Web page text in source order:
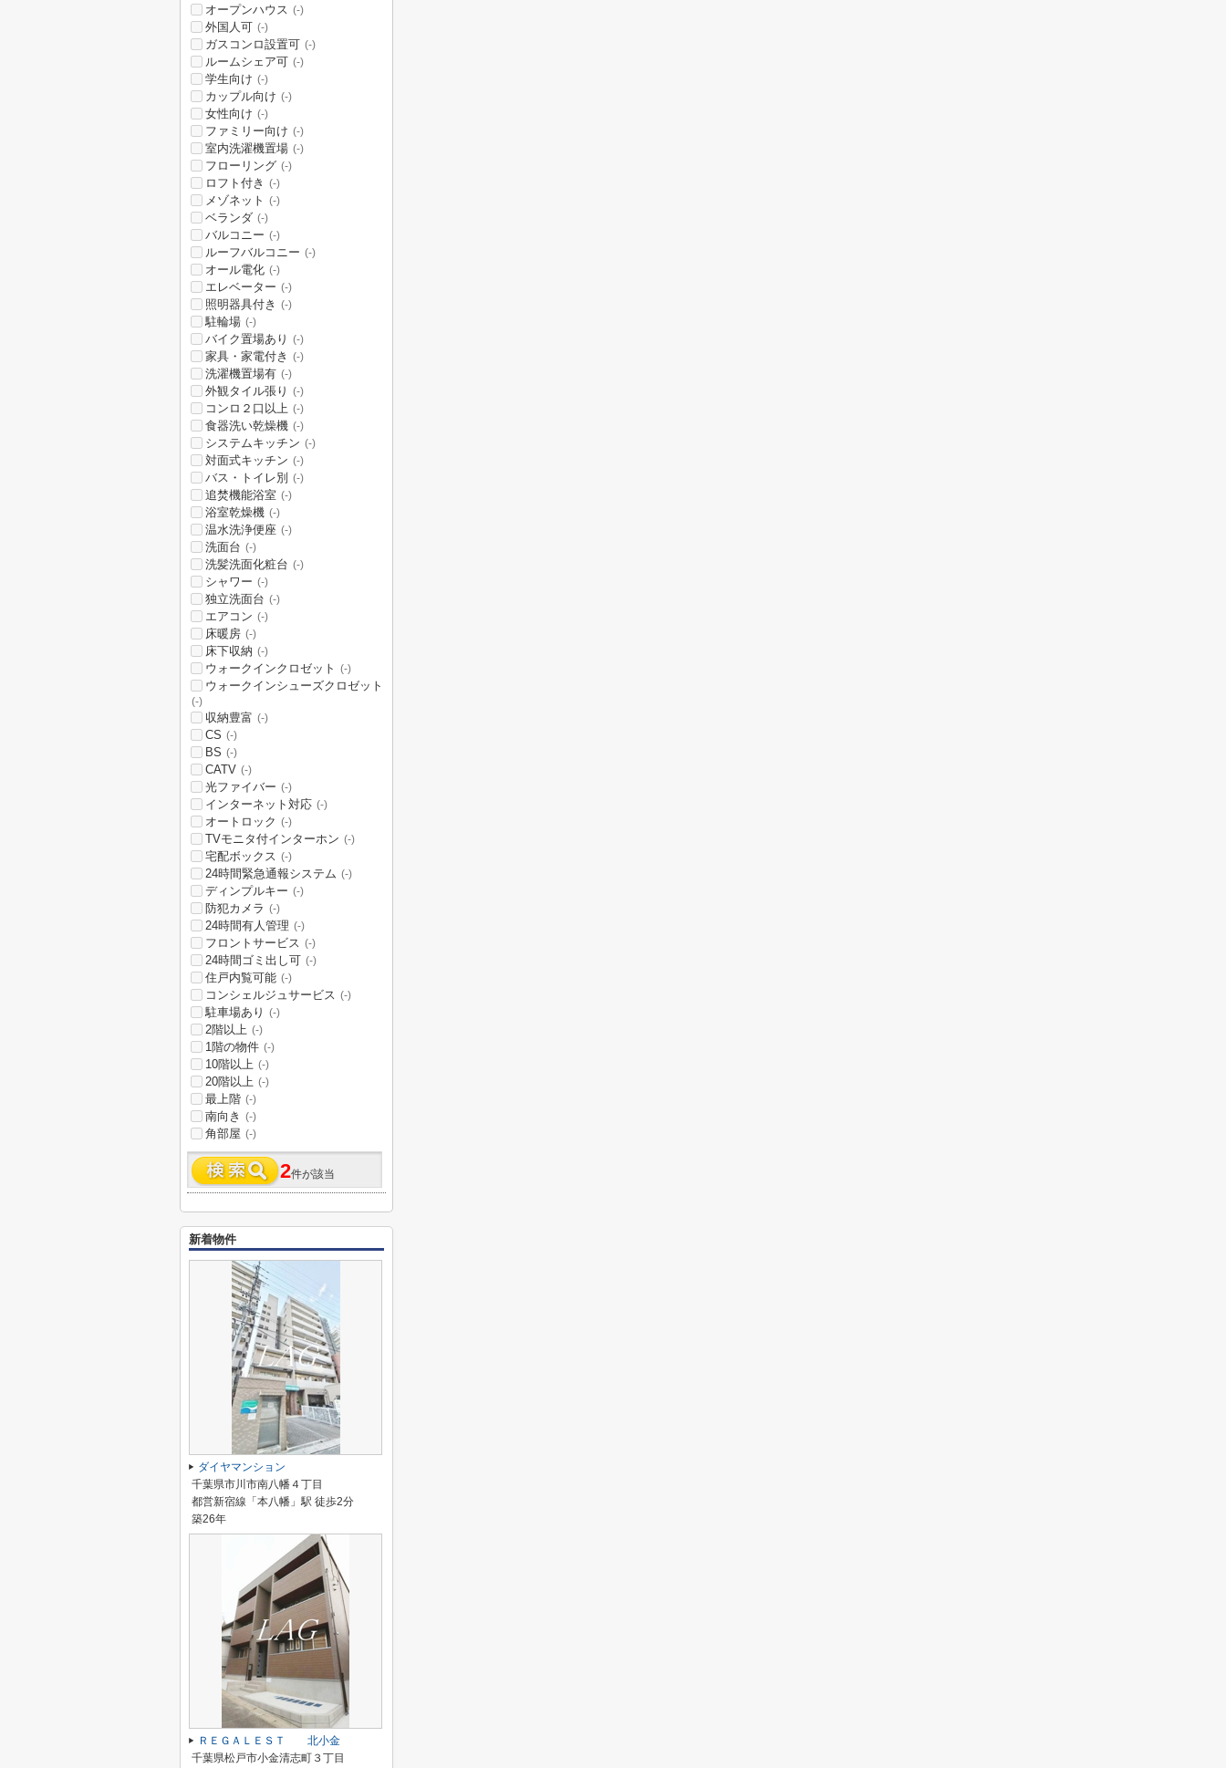
オープンハウス (-)
外国人可 (-)
ガスコンロ設置可 (-)
ルームシェア可 (-)
学生向け (-)
カップル向け (-)
女性向け (-)
ファミリー向け (-)
室内洗濯機置場 (-)
フローリング (-)
ロフト付き (-)
メゾネット (-)
ベランダ (-)
バルコニー (-)
ルーフバルコニー (-)
オール電化 (-)
エレベーター (-)
照明器具付き (-)
駐輪場 (-)
バイク置場あり (-)
家具・家電付き (-)
洗濯機置場有 (-)
外観タイル張り (-)
コンロ２口以上 (-)
食器洗い乾燥機 (-)
システムキッチン (-)
対面式キッチン (-)
バス・トイレ別 (-)
追焚機能浴室 (-)
浴室乾燥機 (-)
温水洗浄便座 (-)
洗面台 (-)
洗髪洗面化粧台 (-)
シャワー (-)
独立洗面台 (-)
エアコン (-)
床暖房 (-)
床下収納 (-)
ウォークインクロゼット (-)
ウォークインシューズクロゼット
(-)
収納豊富 (-)
CS (-)
BS (-)
CATV (-)
光ファイバー (-)
インターネット対応 (-)
オートロック (-)
TVモニタ付インターホン (-)
宅配ボックス (-)
24時間緊急通報システム (-)
ディンプルキー (-)
防犯カメラ (-)
24時間有人管理 (-)
フロントサービス (-)
24時間ゴミ出し可 (-)
住戸内覧可能 (-)
コンシェルジュサービス (-)
駐車場あり (-)
2階以上 (-)
1階の物件 (-)
10階以上 (-)
20階以上 (-)
最上階 (-)
南向き (-)
角部屋 (-)
2件が該当
新着物件
ダイヤマンション
千葉県市川市南八幡４丁目
都営新宿線「本八幡」駅 徒歩2分
築26年
ＲＥＧＡＬＥＳＴ 北小金
千葉県松戸市小金清志町３丁目